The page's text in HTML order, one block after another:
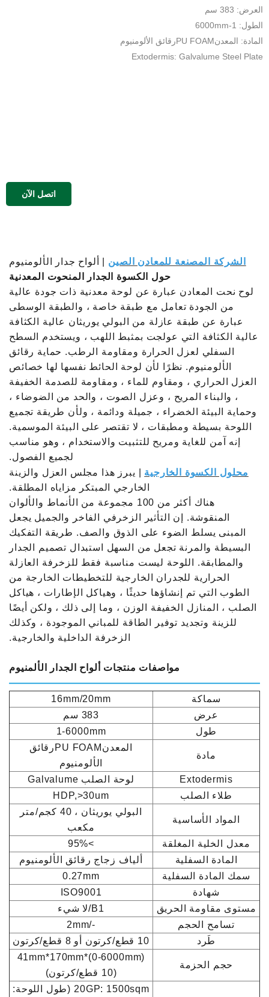
العرض: 383 سم
الطول: 1-6000mm
المادة: المعدنPU FOAMرقائق الألومنيوم
Extodermis: Galvalume Steel Plate
اتصل الآن
الشركة المصنعة للمعادن الصين | ألواح جدار الألومنيوم
حول الكسوة الجدار المنحوت المعدنية
لوح نحت المعادن عبارة عن لوحة معدنية ذات جودة عالية
من الجودة تعامل مع طبقة خاصة ، والطبقة الوسطى
عبارة عن طبقة عازلة من البولي يوريثان عالية الكثافة
عالية الكثافة التي عولجت بمثبط اللهب ، ويستخدم السطح
السفلي لعزل الحرارة ومقاومة الرطب. حماية رقائق
الألومنيوم. نظرًا لأن لوحة الحائط نفسها لها خصائص
العزل الحراري ، ومقاوم للماء ، ومقاومة للصدمة الخفيفة
، والبناء المريح ، وعزل الصوت ، والحد من الضوضاء ،
وحماية البيئة الخضراء ، جميلة ودائمة ، ولأن طريقة تجميع
اللوحة بسيطة ومطبقات ، لا تقتصر على البيئة الموسمية.
إنه آمن للغاية ومريح للتثبيت والاستخدام ، وهو مناسب
لجميع الفصول.
محلول الكسوة الخارجية | يبرز هذا مجلس العزل والزينة
الخارجي المبتكر مزاياه المطلقة.
هناك أكثر من 100 مجموعة من الأنماط والألوان
المنقوشة. إن التأثير الزخرفي الفاخر والجميل يجعل
المبنى يسلط الضوء على الذوق والصف. طريقة التفكيك
البسيطة والمرنة تجعل من السهل استبدال تصميم الجدار
والمطابقة. اللوحة ليست مناسبة فقط للزخرفة العازلة
الحرارية للجدران الخارجية للتخطيطات الخارجة من
الطوب التي تم إنشاؤها حديثًا ، وهياكل الإطارات ، هياكل
الصلب ، المنازل الخفيفة الوزن ، وما إلى ذلك ، ولكن أيضًا
للزينة وتجديد توفير الطاقة للمباني الموجودة ، وكذلك
الزخرفة الداخلية والخارجية.
مواصفات منتجات ألواح الجدار الألمنيوم
سماكة
16mm/20mm
عرض
383 سم
طول
1-6000mm
مادة
المعدنPU FOAMرقائق
الألومنيوم
Extodermis
لوحة الصلب Galvalume
طلاء الصلب
HDP,>30um
المواد الأساسية
البولي يوريثان ، 40 كجم/متر
مكعب
معدل الخلية المغلقة
>95%
المادة السفلية
ألياف زجاج رقائق الألومنيوم
سمك المادة السفلية
0.27mm
شهادة
ISO9001
مستوى مقاومة الحريق
B1/لا شيء
تسامح الحجم
-/2mm
طَرد
10 قطع/كرتون أو 8 قطع/كرتون
حجم الحزمة
(0-6000mm)*41mm*170mm
(10 قطع/كرتون)
20GP: 1500sqm (طول اللوحة: